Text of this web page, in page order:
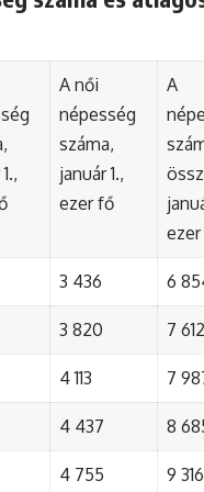
A női
népesség
száma,
január 1.,
ezer fő
A
3 436 6
3 820 7 612
4 113 7
4 437 8
4 755 9 316